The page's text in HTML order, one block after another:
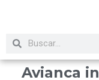
Avianca